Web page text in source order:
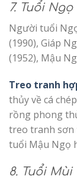
7. Tuổi Ngọ
Người tuổi
(1990), Giáp
(1952), Mậu
Treo tranh
thủy về cá
rồng phong
treo tranh sơn
tuổi Mậu Ngọ
8. Tuổi Mùi